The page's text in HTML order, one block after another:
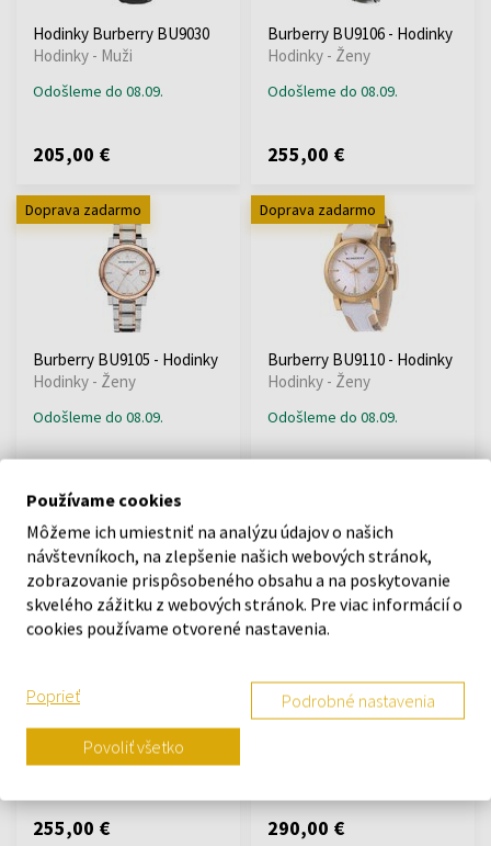
Hodinky Burberry BU9030
Hodinky - Muži
Odošleme do 08.09.
205,00 €
Burberry BU9106 - Hodinky
Hodinky - Ženy
Odošleme do 08.09.
255,00 €
Doprava zadarmo
Burberry BU9105 - Hodinky
Hodinky - Ženy
Odošleme do 08.09.
Doprava zadarmo
Burberry BU9110 - Hodinky
Hodinky - Ženy
Odošleme do 08.09.
Doprava zadarmo
Burberry BU9128 - Hodinky
Hodinky - Ženy
Odošleme do 08.09.
255,00 €
Doprava zadarmo
Burberry BU9362 - Pánske
hodinky
290,00 €
Používame cookies
Môžeme ich umiestniť na analýzu údajov o našich
návštevníkoch, na zlepšenie našich webových stránok,
zobrazovanie prispôsobeného obsahu a na poskytovanie
skvelého zážitku z webových stránok. Pre viac informácií o
cookies používame otvorené nastavenia.
Poprieť Podrobné nastavenia
Povoliť všetko